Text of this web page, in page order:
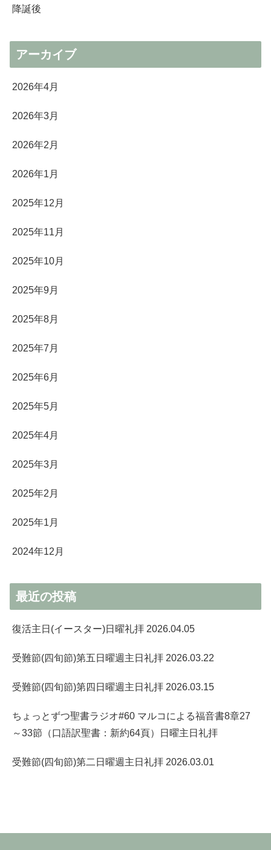
降誕後
アーカイブ
2026年4月
2026年3月
2026年2月
2026年1月
2025年12月
2025年11月
2025年10月
2025年9月
2025年8月
2025年7月
2025年6月
2025年5月
2025年4月
2025年3月
2025年2月
2025年1月
2024年12月
最近の投稿
復活主日(イースター)日曜礼拝 2026.04.05
受難節(四旬節)第五日曜週主日礼拝 2026.03.22
受難節(四旬節)第四日曜週主日礼拝 2026.03.15
ちょっとずつ聖書ラジオ#60 マルコによる福音書8章27
～33節（口語訳聖書：新約64頁）日曜主日礼拝
受難節(四旬節)第二日曜週主日礼拝 2026.03.01